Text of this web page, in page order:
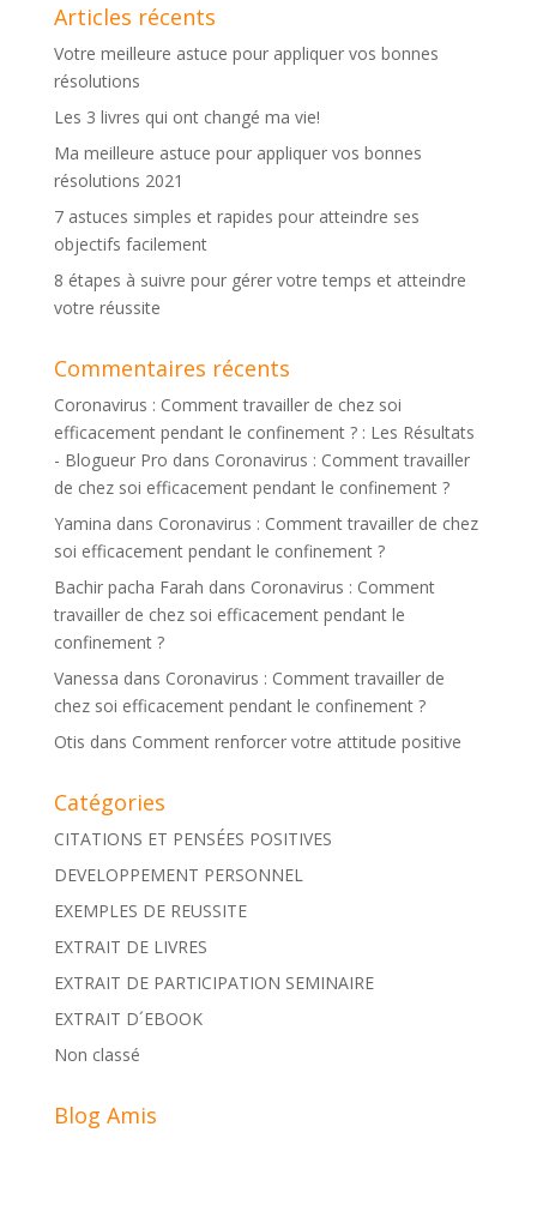
Articles récents
Votre meilleure astuce pour appliquer vos bonnes
résolutions
Les 3 livres qui ont changé ma vie!
Ma meilleure astuce pour appliquer vos bonnes
résolutions 2021
7 astuces simples et rapides pour atteindre ses
objectifs facilement
8 étapes à suivre pour gérer votre temps et atteindre
votre réussite
Commentaires récents
Coronavirus : Comment travailler de chez soi
efficacement pendant le confinement ? : Les Résultats
- Blogueur Pro dans Coronavirus : Comment travailler
de chez soi efficacement pendant le confinement ?
Yamina dans Coronavirus : Comment travailler de chez
soi efficacement pendant le confinement ?
Bachir pacha Farah dans Coronavirus : Comment
travailler de chez soi efficacement pendant le
confinement ?
Vanessa dans Coronavirus : Comment travailler de
chez soi efficacement pendant le confinement ?
Otis dans Comment renforcer votre attitude positive
Catégories
CITATIONS ET PENSÉES POSITIVES
DEVELOPPEMENT PERSONNEL
EXEMPLES DE REUSSITE
EXTRAIT DE LIVRES
EXTRAIT DE PARTICIPATION SEMINAIRE
EXTRAIT D´EBOOK
Non classé
Blog Amis